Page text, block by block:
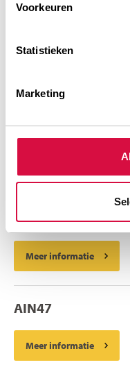
Voorkeuren
Statistieken
Marketing
AL516
AL519
Meer informatie
AIN47
Meer informatie